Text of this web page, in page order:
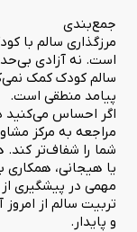
جمع‌بندی
مرزگذاری سالم با
است. نه آزادی
سالم کودک کمک
پیامد منطقی است.
اگر احساس می‌کنید
مراجعه به مرکز
شما را شفاف‌تر
یا هیجانی،
مهمی در پیشگیری
تربیت سالم از
و پایدار.